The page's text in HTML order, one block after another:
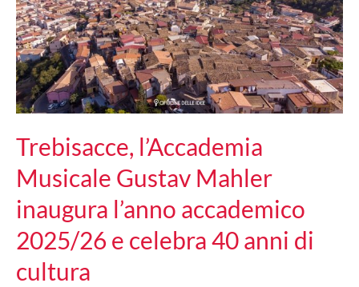
rossoneri
Trebisacce, l’Accademia
Musicale Gustav Mahler
inaugura l’anno accademico
2025/26 e celebra 40 anni di
cultura